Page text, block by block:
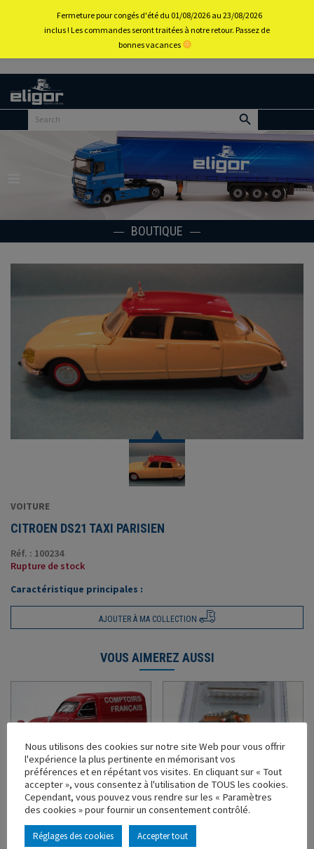
Retour
au
BOUTIQUE
VOITURE
CITROEN DS21 TAXI PARISIEN
Réf. : 100234
Rupture de stock
Caractéristique principales :
AJOUTER À MA COLLECTION
VOUS AIMEREZ AUSSI
CITROEN 2CV AZU
PUBLICITAIRE COMPTOIRS
FRANCAIS
En stock
RAMPES DE SPOTS DAF
EURO 6 SUPERSPACE
Nous utilisons des cookies sur notre site Web pour vous offrir
l'expérience la plus pertinente en mémorisant vos
préférences et en répétant vos visites. En cliquant sur « Tout
accepter », vous consentez à l'utilisation de TOUS les cookies.
Cependant, vous pouvez vous rendre sur les « Paramètres
des cookies » pour fournir un consentement contrôlé.
Réglages des cookies Accepter tout
Fermeture pour congés d'été du 01/08/2026 au 23/08/2026
inclus ! Les commandes seront traitées à notre retour. Passez de
bonnes vacances